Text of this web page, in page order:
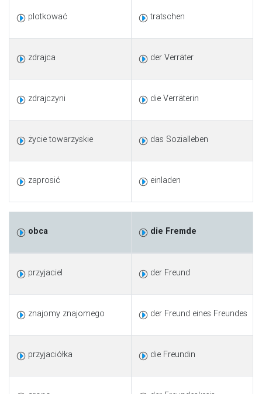
plotkować tratschen
zdrajca der Verräter
zdrajczyni die Verräterin
życie towarzyskie das Sozialleben
zaprosić einladen
obca die Fremde
przyjaciel der Freund
znajomy znajomego der Freund eines Freundes
przyjaciółka die Freundin